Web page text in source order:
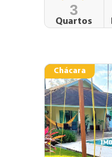
3
Quartos
Chácara